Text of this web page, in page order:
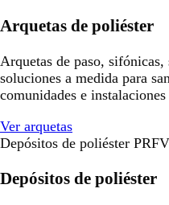
Arquetas de poliéster
Arquetas de paso, sifónicas,
soluciones a medida para
comunidades e
Ver arquetas
Depósitos de poliéster
Depósitos de poliéster